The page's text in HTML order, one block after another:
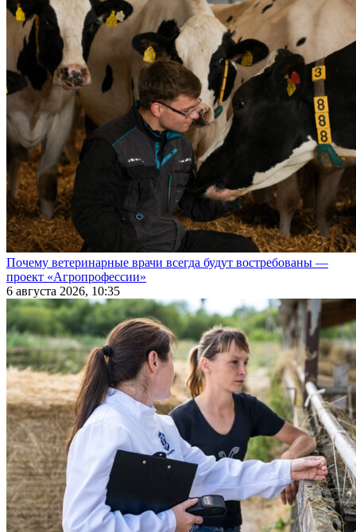
Почему ветеринарные врачи всегда будут востребованы —
проект «Агропрофессии»
6 августа 2026, 10:35